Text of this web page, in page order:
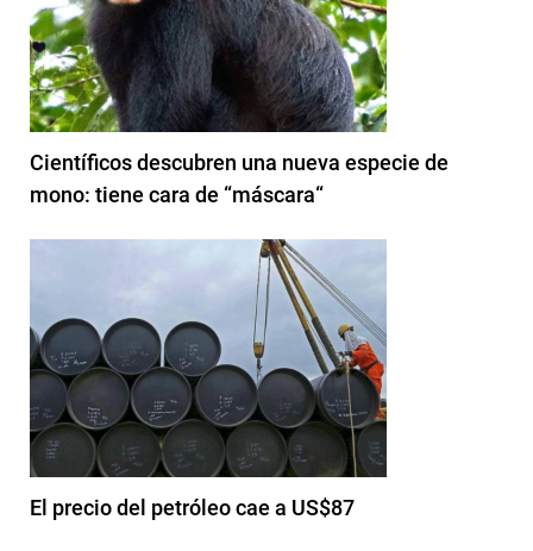
Científicos descubren una nueva especie de
mono: tiene cara de “máscara“
El precio del petróleo cae a US$87